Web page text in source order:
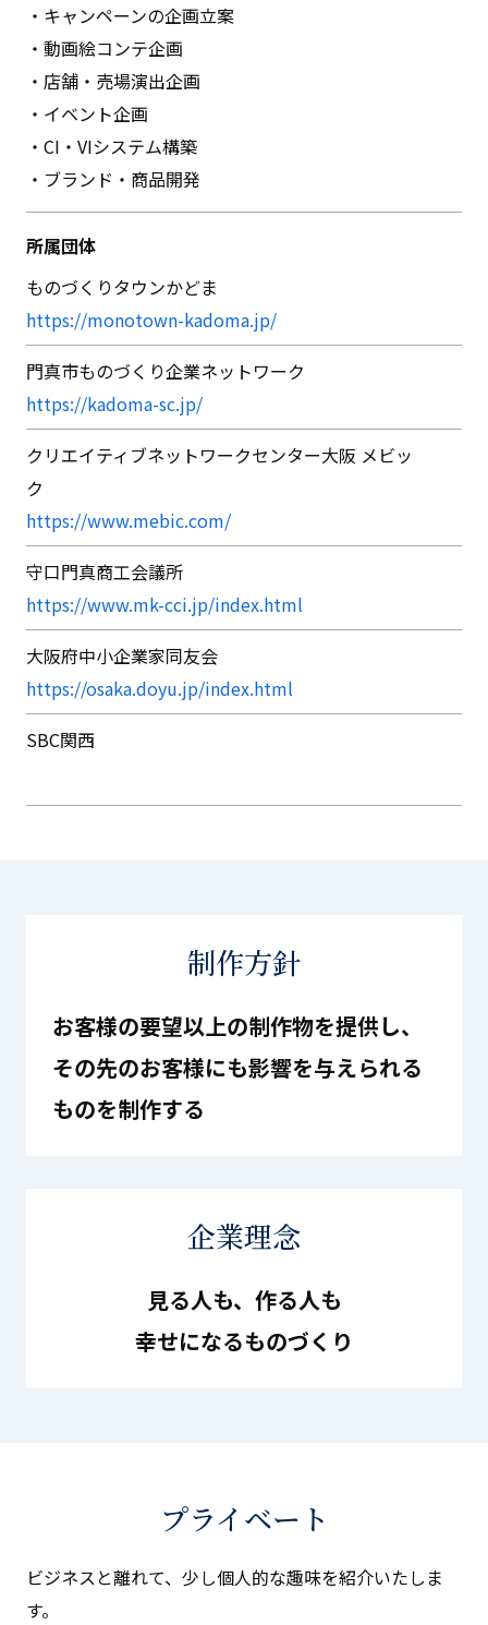
・キャンペーンの企画⽴案
・動画絵コンテ企画
・店舗・売場演出企画
・イベント企画
・CI・VIシステム構築
・ブランド・商品開発
所属団体
ものづくりタウンかどま
https://monotown-kadoma.jp/
⾨真市ものづくり企業ネットワーク
https://kadoma-sc.jp/
クリエイティブネットワークセンター⼤阪 メビッ
ク
https://www.mebic.com/
守口門真商工会議所
https://www.mk-cci.jp/index.html
⼤阪府中⼩企業家同友会
https://osaka.doyu.jp/index.html
SBC関西
制作⽅針
お客様の要望以上の制作物を提供し、
その先のお客様にも影響を与えられる
ものを制作する
企業理念
⾒る⼈も、作る⼈も
幸せになるものづくり
プライベート
ビジネスと離れて、少し個人的な趣味を紹介いたしま
す。